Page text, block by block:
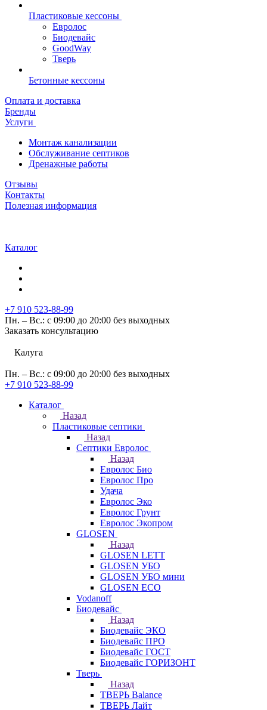
Пластиковые кессоны
Евролос
Биодевайс
GoodWay
Тверь
Бетонные кессоны
Оплата и доставка
Бренды
Услуги
Монтаж канализации
Обслуживание септиков
Дренажные работы
Отзывы
Контакты
Полезная информация
Каталог
+7 910 523-88-99
Пн. – Вс.: с 09:00 до 20:00 без выходных
Заказать консультацию
Калуга
Пн. – Вс.: с 09:00 до 20:00 без выходных
+7 910 523-88-99
Каталог
Назад
Пластиковые септики
Назад
Септики Евролос
Назад
Евролос Био
Евролос Про
Удача
Евролос Эко
Евролос Грунт
Евролос Экопром
GLOSEN
Назад
GLOSEN LETT
GLOSEN УБО
GLOSEN УБО мини
GLOSEN ECO
Vodanoff
Биодевайс
Назад
Биодевайс ЭКО
Биодевайс ПРО
Биодевайс ГОСТ
Биодевайс ГОРИЗОНТ
Тверь
Назад
ТВЕРЬ Balance
ТВЕРЬ Лайт